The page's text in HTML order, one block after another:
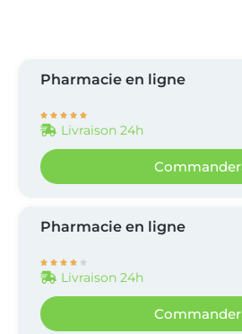
Pharmacie en ligne
    
Livraison 24h
Commander
Pharmacie en ligne
    
Livraison 24h
Commander